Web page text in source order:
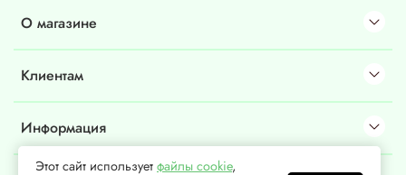
О магазине
Клиентам
Информация
Этот сайт использует файлы cookie,